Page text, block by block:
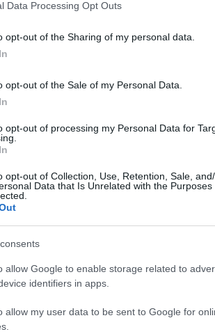
Data Processing Opt Outs
opt-out of the Sharing of my personal data.
opt-out of the Sale of my Personal Data.
opt-out of processing my Personal Data for
opt-out of Collection, Use, Retention, Sale,
Data that Is Unrelated with the Purposes
allow Google to enable storage related to
identifiers in apps.
allow my user data to be sent to Google for
για τις νέες εντάξεις
την προσπάθεια
παραγωγής ζεστού νερού
φιλικές προς το περιβάλλον
αριθμός των εγκεκριμένων
έχουν τη δυνατότητα να
συστήματα θέρμανσης και
κατανάλωση ενέργειας και